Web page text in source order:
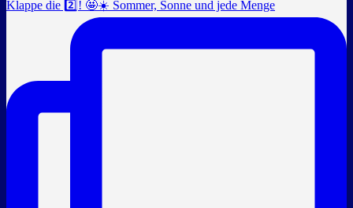
Klappe die 2️⃣! 🤩☀️ Sommer, Sonne und jede Menge